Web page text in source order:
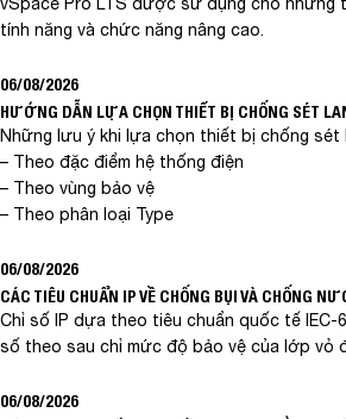
tính năng và chức năng nâng cao.
06/08/2026
HƯỚNG DẪN LỰA CHỌN THIẾT BỊ CHỐNG SÉT
Những lưu ý khi lựa chọn thiết bị chống sét
– Theo đặc điểm hệ thống điện
– Theo vùng bảo vệ
– Theo phân loại Type
06/08/2026
CÁC TIÊU CHUẨN IP VỀ CHỐNG BỤI VÀ CHỐNG
Chỉ số IP dựa theo tiêu chuẩn quốc tế
số theo sau chỉ mức độ bảo vệ của lớp vỏ
06/08/2026